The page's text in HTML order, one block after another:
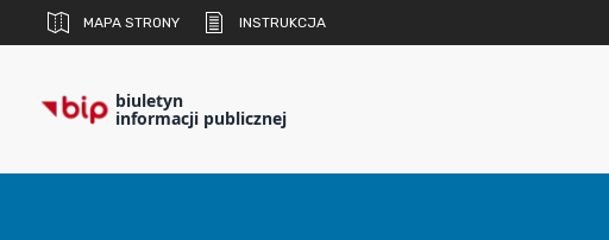
MAPA STRONY INSTRUKCJA
biuletyn
informacji publicznej